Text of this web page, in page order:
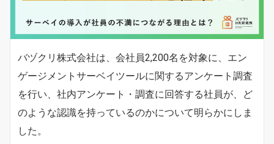
バヅクリ株式会社は、会社員2,200名を対象に、エン
ゲージメントサーベイツールに関するアンケート調査
を行い、社内アンケート・調査に回答する社員が、ど
のような認識を持っているのかについて明らかにしま
した。